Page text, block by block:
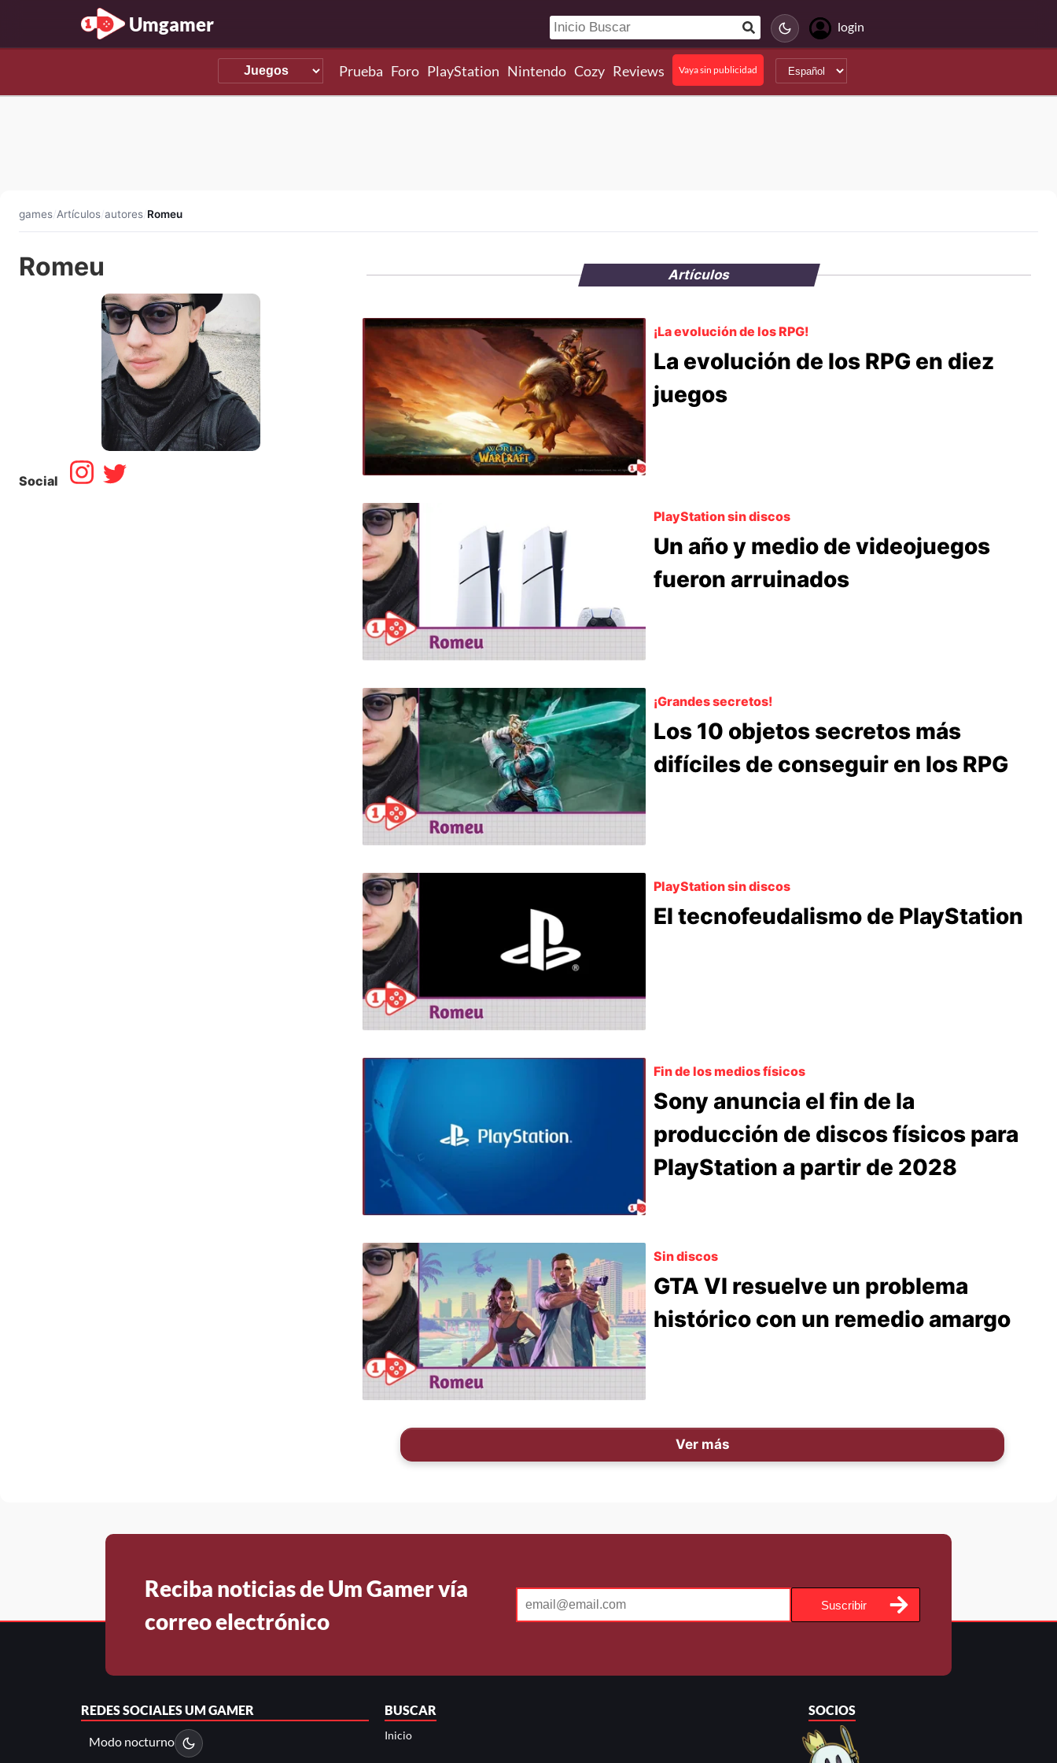
Umgamer login
Prueba Foro PlayStation Nintendo Cozy Reviews Vaya sin publicidad
games/Artículos/autores/Romeu
Romeu
Social
Artículos
¡La evolución de los RPG!
La evolución de los RPG en diez
juegos
PlayStation sin discos
Un año y medio de videojuegos
fueron arruinados
¡Grandes secretos!
Los 10 objetos secretos más
difíciles de conseguir en los RPG
PlayStation sin discos
El tecnofeudalismo de PlayStation
Fin de los medios físicos
Sony anuncia el fin de la
producción de discos físicos para
PlayStation a partir de 2028
Sin discos
GTA VI resuelve un problema
histórico con un remedio amargo
Ver más
Reciba noticias de Um Gamer vía
correo electrónico
Suscribir
REDES SOCIALESUM GAMER
Modo nocturno
BUSCAR
Inicio
SOCIOS